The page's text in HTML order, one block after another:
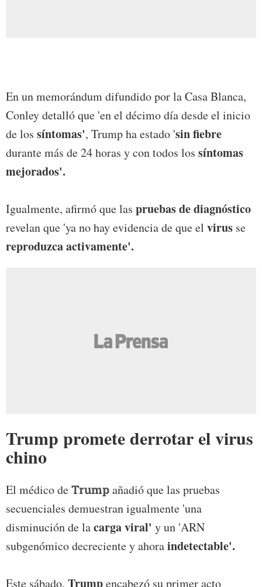
En un memorándum difundido por la Casa Blanca,
Conley detalló que 'en el décimo día desde el inicio
de los síntomas', Trump ha estado 'sin fiebre
durante más de 24 horas y con todos los síntomas
mejorados'.
Igualmente, afirmó que las pruebas de diagnóstico
revelan que 'ya no hay evidencia de que el virus se
reproduzca activamente'.
Trump promete derrotar el virus
chino
El médico deTrumpañadió que las pruebas
secuenciales demuestran igualmente 'una
disminución de lacarga viral' y un 'ARN
subgenómico decreciente y ahoraindetectable'.
Este sábado, Trumpencabezó su primer acto